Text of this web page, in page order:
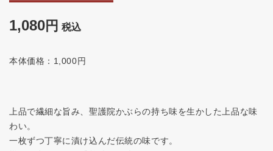
1,080 税込
本体価格：1,000円
上品で繊細な旨み、聖護院かぶらの持ち味を生かした上品な味
わい。
一枚ずつ丁寧に漬け込んだ伝統の味です。